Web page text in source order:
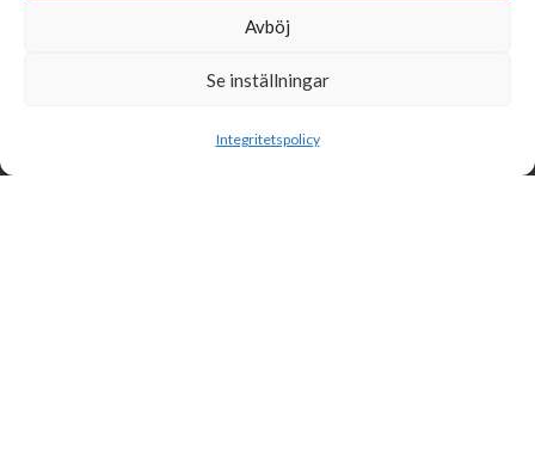
Avböj
Se inställningar
Integritetspolicy